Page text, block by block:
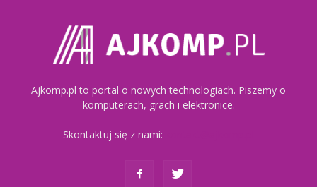
Ajkomp.pl to portal o nowych technologiach. Piszemy o
komputerach, grach i elektronice.
Skontaktuj się z nami: